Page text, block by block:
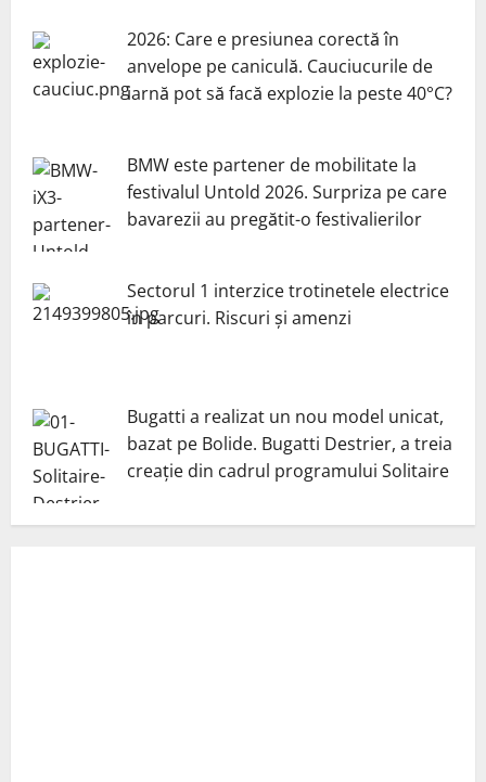
2026: Care e presiunea corectă în
anvelope pe caniculă. Cauciucurile de
iarnă pot să facă explozie la peste 40°C?
BMW este partener de mobilitate la
festivalul Untold 2026. Surpriza pe care
bavarezii au pregătit-o festivalierilor
Sectorul 1 interzice trotinetele electrice
în parcuri. Riscuri și amenzi
Bugatti a realizat un nou model unicat,
bazat pe Bolide. Bugatti Destrier, a treia
creație din cadrul programului Solitaire